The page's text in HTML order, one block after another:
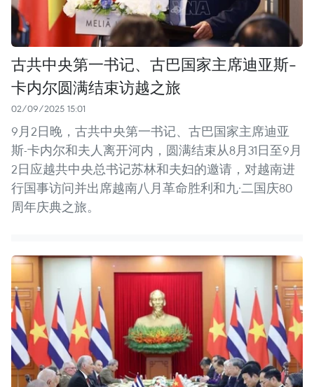
古共中央第一书记、古巴国家主席迪亚斯-
卡内尔圆满结束访越之旅
02/09/2025 15:01
9月2日晚，古共中央第一书记、古巴国家主席迪亚
斯-卡内尔和夫人离开河内，圆满结束从8月31日至9月
2日应越共中央总书记苏林和夫妇的邀请，对越南进
行国事访问并出席越南八月革命胜利和九·二国庆80
周年庆典之旅。